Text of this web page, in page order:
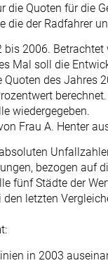
die Quoten für die
der Radfahrer
2006. Betrachtet
Mal soll die
des Jahres
berechnet.
wiedergegeben.
Frau A. Henter
bezogen auf
fünf Städte der
letzten
in 2003